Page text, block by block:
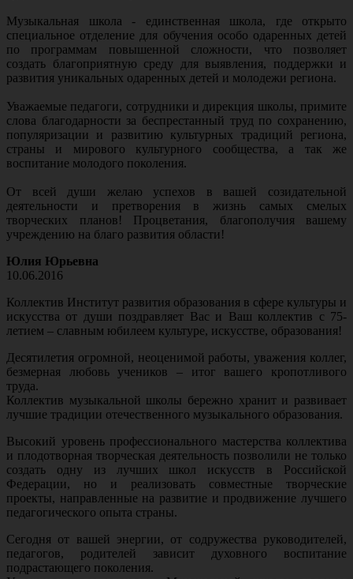
Музыкальная школа - единственная школа, где открыто
специальное отделение для обучения особо одаренных детей
по программам повышенной сложности, что позволяет
создать благоприятную среду для выявления, поддержки и
развития уникальных одаренных детей и молодежи региона.
Уважаемые педагоги, сотрудники и дирекция школы, примите
слова благодарности за беспрестанный труд по сохранению,
популяризации и развитию культурных традиций региона,
страны и мирового культурного сообщества, а так же
воспитание молодого поколения.
От всей души желаю успехов в вашей созидательной
деятельности и претворения в жизнь самых смелых
творческих планов! Процветания, благополучия вашему
учреждению на благо развития области!
Юлия Юрьевна
10.06.2016
Коллектив Институт развития образования в сфере культуры и
искусства от души поздравляет Вас и Ваш коллектив с 75-
летием – славным юбилеем культуре, искусстве, образования!
Десятилетия огромной, неоценимой работы, уважения коллег,
безмерная любовь учеников – итог вашего кропотливого
труда.
Коллектив музыкальной школы бережно хранит и развивает
лучшие традиции отечественного музыкального образования.
Высокий уровень профессионального мастерства коллектива
и плодотворная творческая деятельность позволили не только
создать одну из лучших школ искусств в Российской
Федерации, но и реализовать совместные творческие
проекты, направленные на развитие и продвижение лучшего
педагогического опыта страны.
Сегодня от вашей энергии, от содружества руководителей,
педагогов, родителей зависит духовного воспитание
подрастающего поколения.